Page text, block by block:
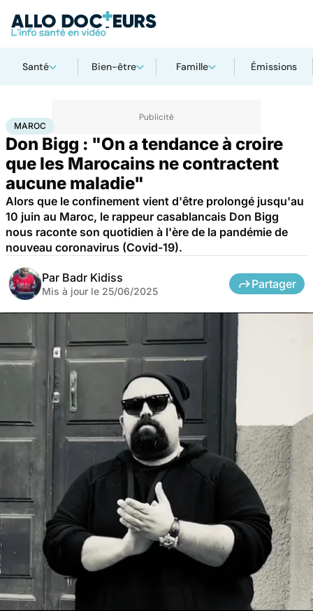
Santé Bien-être Famille Émissions
AccueilSanté Santé publiqueMaroc
MAROC
Don Bigg : "On a tendance à croire
que les Marocains ne contractent
aucune maladie"
Alors que le confinement vient d'être prolongé jusqu'au
10 juin au Maroc, le rappeur casablancais Don Bigg
nous raconte son quotidien à l'ère de la pandémie de
nouveau coronavirus (Covid-19).
Par Badr Kidiss
Mis à jour le 25/06/2025
Partager